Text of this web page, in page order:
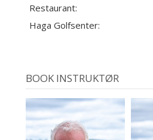
Restaurant:
Haga Golfsenter:
BOOK INSTRUKTØR